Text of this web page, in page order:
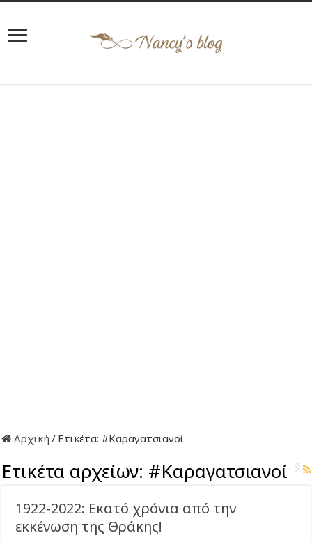
Αρχική / Ετικέτα:#Καραγατσιανοί
Ετικέτα αρχείων: #Καραγατσιανοί
1922-2022: Εκατό χρόνια από την
εκκένωση της Θράκης!